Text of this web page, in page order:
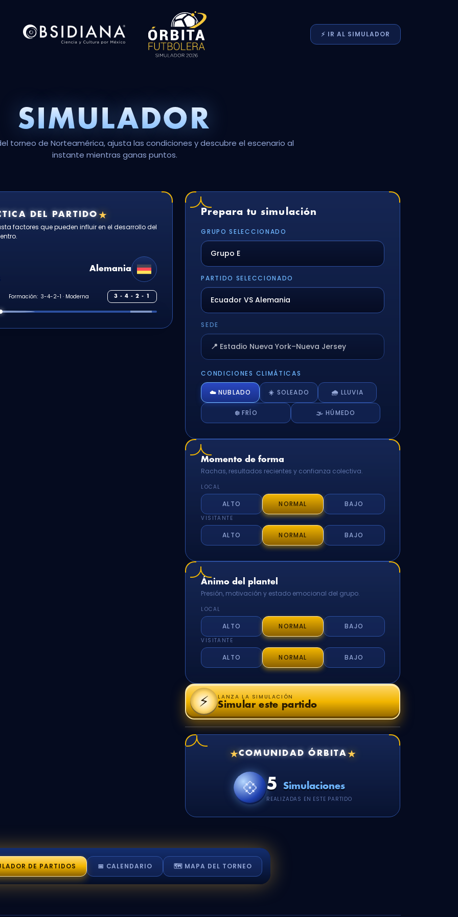
⚡️ IR AL SIMULADOR
SIMULADOR
torneo de Norteamérica, ajusta las condiciones y descubre el escenario al
instante mientras ganas puntos.
DEL PARTIDO ★
factores que pueden influir en el desarrollo del
Alemania
Formación: 3 - 4 - 2 - 1
Prepara tu simulación
GRUPO SELECCIONADO
PARTIDO SELECCIONADO
SEDE
📍 Estadio Nueva York–Nueva Jersey
CONDICIONES CLIMÁTICAS
☁️ NUBLADO ☀️ SOLEADO 🌧️ LLUVIA
❄️ FRÍO 🌫️ HÚMEDO
Momento de forma
Rachas, resultados recientes y confianza colectiva.
LOCAL
ALTO NORMAL BAJO
VISITANTE
ALTO NORMAL BAJO
Ánimo del plantel
Presión, motivación y estado emocional del grupo.
LOCAL
ALTO NORMAL BAJO
VISITANTE
ALTO NORMAL BAJO
⚡ LANZA LA SIMULACIÓN
Simular este partido
★COMUNIDAD ÓRBITA★
💠 5 Simulaciones
REALIZADAS EN ESTE PARTIDO
DE PARTIDOS 📅 CALENDARIO 🗺️ MAPA DEL TORNEO